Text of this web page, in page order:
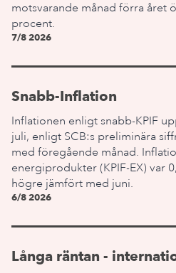
motsvarande månad förra året
procent.
7/8 2026
Snabb-Inflation
Inflationen enligt snabb-KPIF
juli, enligt SCB:s preliminära
med föregående månad.
energiprodukter (KPIF-EX) var
högre jämfört med juni.
6/8 2026
Långa räntan -